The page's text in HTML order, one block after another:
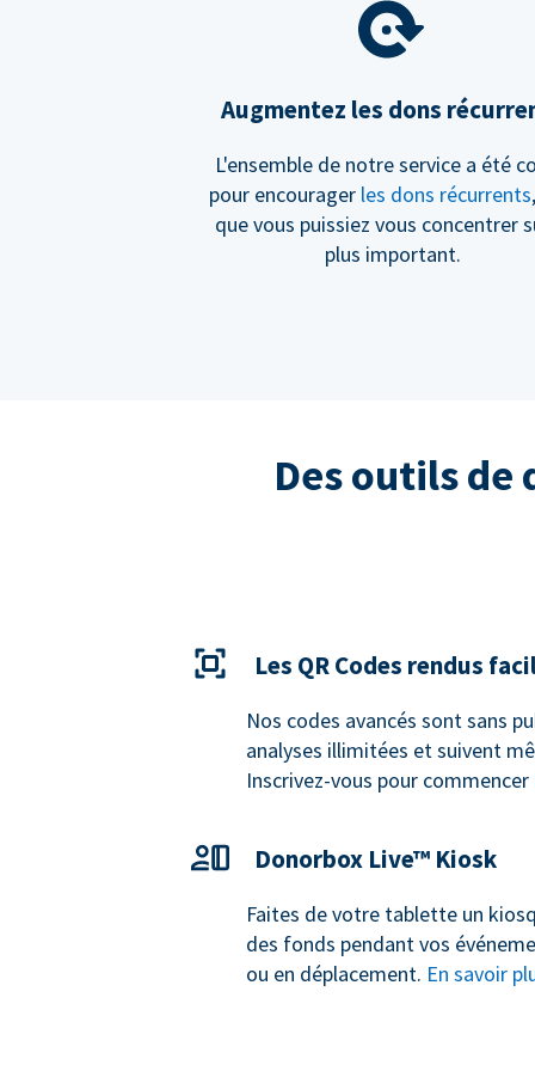
Augmentez les dons
L'ensemble de notre service a été
pour encourager les dons récurrents
que vous puissiez vous concentrer
plus important.
Des outils
Les QR Codes rendus
Nos codes avancés sont sans
analyses illimitées et suivent
Inscrivez-vous pour commencer
Donorbox Live™ Kiosk
Faites de votre tablette un
des fonds pendant vos
ou en déplacement. En savoir